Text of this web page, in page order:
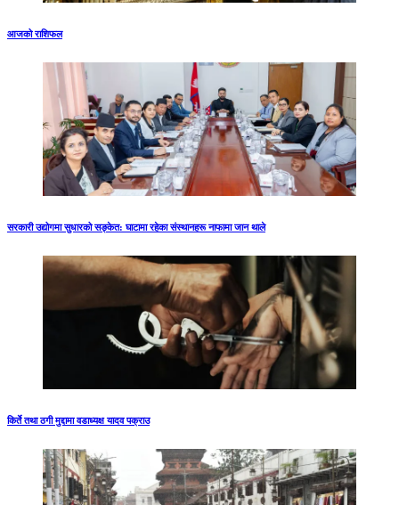
आजको राशिफल
सरकारी उद्योगमा सुधारको सङ्केत: घाटामा रहेका संस्थानहरू नाफामा जान थाले
किर्ते तथा ठगी मुद्दामा वडाध्यक्ष यादव पक्राउ